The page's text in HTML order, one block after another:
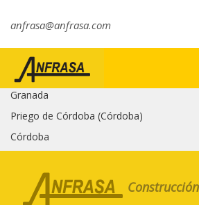
anfrasa@anfrasa.com
Granada
Priego de Córdoba (Córdoba)
Córdoba